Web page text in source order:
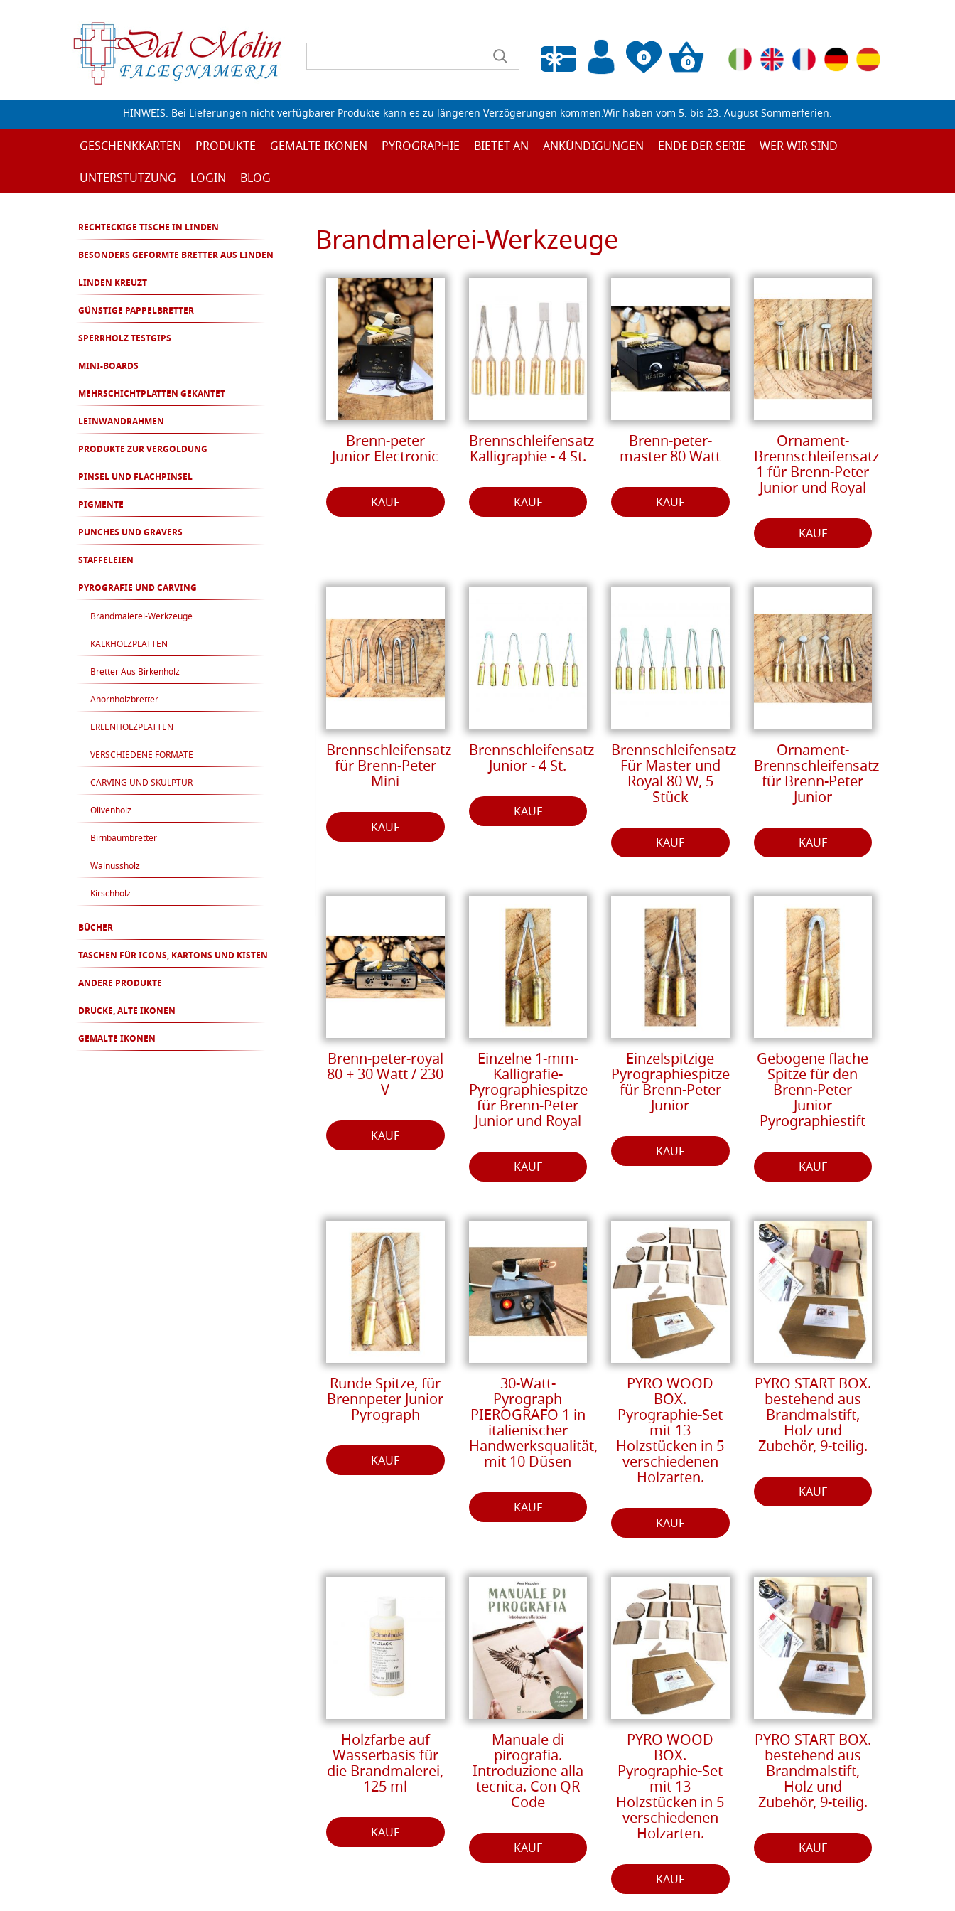
0
Wunschliste leeren
0
HINWEIS: Bei Lieferungen nicht verfügbarer Produkte kann es zu längeren Verzögerungen kommen.Wir haben vom 5. bis 23. August Sommerferien.
GESCHENKKARTEN PRODUKTE GEMALTE IKONEN PYROGRAPHIE BIETET AN ANKÜNDIGUNGEN ENDE DER SERIE
WER WIR SIND
UNTERSTUTZUNG
LOGIN BLOG
RECHTECKIGE TISCHE IN LINDEN
BESONDERS GEFORMTE BRETTER AUS LINDEN
LINDEN KREUZT
GÜNSTIGE PAPPELBRETTER
SPERRHOLZ TESTGIPS
MINI-BOARDS
MEHRSCHICHTPLATTEN GEKANTET
LEINWANDRAHMEN
PRODUKTE ZUR VERGOLDUNG
PINSEL UND FLACHPINSEL
PIGMENTE
PUNCHES UND GRAVERS
STAFFELEIEN
PYROGRAFIE UND CARVING
Brandmalerei-Werkzeuge
KALKHOLZPLATTEN
Bretter Aus Birkenholz
Ahornholzbretter
ERLENHOLZPLATTEN
VERSCHIEDENE FORMATE
CARVING UND SKULPTUR
Olivenholz
Birnbaumbretter
Walnussholz
Kirschholz
BÜCHER
TASCHEN FÜR ICONS, KARTONS UND KISTEN
ANDERE PRODUKTE
DRUCKE, ALTE IKONEN
GEMALTE IKONEN
Brandmalerei-Werkzeuge
Brenn-peter
Junior Electronic
KAUF
Brennschleifensatz
Kalligraphie - 4 St.
KAUF
Brenn-peter-
master 80 Watt
KAUF
Ornament-
Brennschleifensatz
1 für Brenn-Peter
Junior und Royal
KAUF
Brennschleifensatz
für Brenn-Peter
Mini
KAUF
Brennschleifensatz
Junior - 4 St.
KAUF
Brennschleifensatz
Für Master und
Royal 80 W, 5
Stück
KAUF
Ornament-
Brennschleifensatz
für Brenn-Peter
Junior
KAUF
Brenn-peter-royal
80 + 30 Watt / 230
V
KAUF
Einzelne 1-mm-
Kalligrafie-
Pyrographiespitze
für Brenn-Peter
Junior und Royal
KAUF
Einzelspitzige
Pyrographiespitze
für Brenn-Peter
Junior
KAUF
Gebogene flache
Spitze für den
Brenn-Peter
Junior
Pyrographiestift
KAUF
Runde Spitze, für
Brennpeter Junior
Pyrograph
KAUF
30-Watt-
Pyrograph
PIEROGRAFO 1 in
italienischer
Handwerksqualität,
mit 10 Düsen
KAUF
PYRO WOOD
BOX.
Pyrographie-Set
mit 13
Holzstücken in 5
verschiedenen
Holzarten.
KAUF
PYRO START BOX.
bestehend aus
Brandmalstift,
Holz und
Zubehör, 9-teilig.
KAUF
Holzfarbe auf
Wasserbasis für
die Brandmalerei,
125 ml
KAUF
Manuale di
pirografia.
Introduzione alla
tecnica. Con QR
Code
KAUF
PYRO WOOD
BOX.
Pyrographie-Set
mit 13
Holzstücken in 5
verschiedenen
Holzarten.
KAUF
PYRO START BOX.
bestehend aus
Brandmalstift,
Holz und
Zubehör, 9-teilig.
KAUF